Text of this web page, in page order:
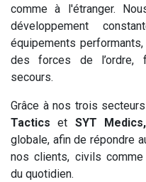
comme à l'étranger.
développement
équipements
des forces de l’ordre,
secours.
Grâce à nos trois secteurs
Tactics et SYT Medics,
globale, afin de répondre
nos clients, civils
du quotidien.